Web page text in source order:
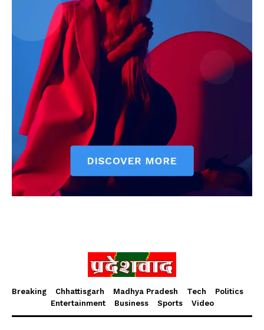
Breaking Chhattisgarh Madhya Pradesh Tech
Politics
Entertainment
Business Sports Video